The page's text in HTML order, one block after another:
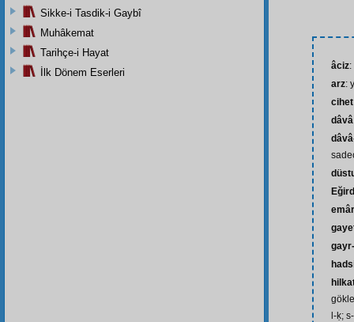
âciz
arz:
cihet
dâvâ
l-ḳ;
Sikke-i Tasdik-i Gaybî
Muhâkemat
Tarihçe-i Hayat
İlk Dönem Eserleri